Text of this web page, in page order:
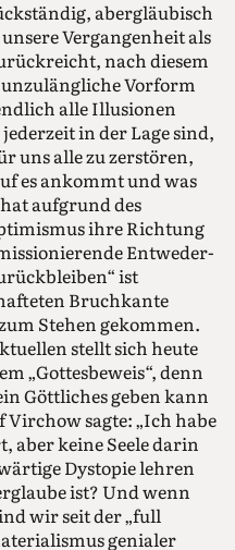
abergläubisch
Vergangenheit als
nach diesem
unzulängliche Vorform
alle Illusionen
in der Lage sind,
uns alle zu zerstören,
es ankommt und was
aufgrund des
ihre Richtung
Entweder-
ist
Bruchkante
Stehen gekommen.
stellt sich heute
„Gottesbeweis“, denn
Göttliches geben kann
Virchow sagte: „Ich habe
aber keine Seele darin
Dystopie lehren
ist? Und wenn
wir seit der „full
genialer